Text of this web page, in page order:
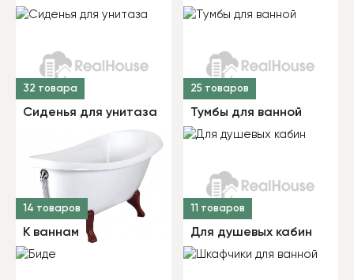
32 товара
Сиденья для унитаза
25 товаров
Тумбы для ванной
14 товаров
К ваннам
11 товаров
Для душевых кабин